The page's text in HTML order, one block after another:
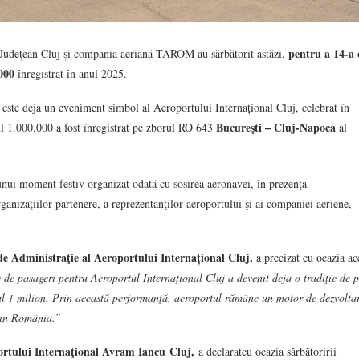
Cluj și compania aeriană TAROM au sărbătorit astăzi, pentru a 14-a
înregistrat în anul 2025.
deja un eveniment simbol al Aeroportului Internațional Cluj, celebrat în
1.000.000 a fost înregistrat pe zborul RO 643 Bucureşti – Cluj-Napoca al
moment festiv organizat odată cu sosirea aeronavei, în prezenţa
partenere, a reprezentanţilor aeroportului şi ai companiei aeriene,
Administraţie al Aeroportului Internațional Cluj, a precizat cu ocazia
pasageri pentru Aeroportul Internaţional Cluj a devenit deja o tradiţie de
1 milion. Prin această performanţă, aeroportul rămâne un motor de
România.”
Internaţional Avram Iancu Cluj, a declaratcu ocazia sărbătoririi